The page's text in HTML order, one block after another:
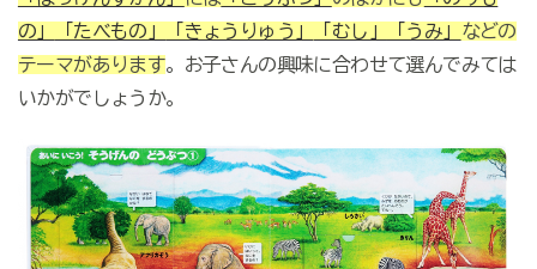
の」
「たべもの」 「きょうりゅう」 「むし」 「うみ」 などの
テーマがあります。お子さんの興味に合わせて選んでみては
いかがでしょうか。